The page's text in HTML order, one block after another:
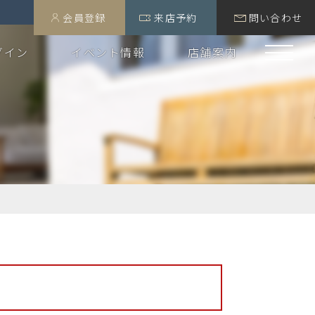
会員登録 来店予約 問い合わせ
ン イベント情報 店舗案内